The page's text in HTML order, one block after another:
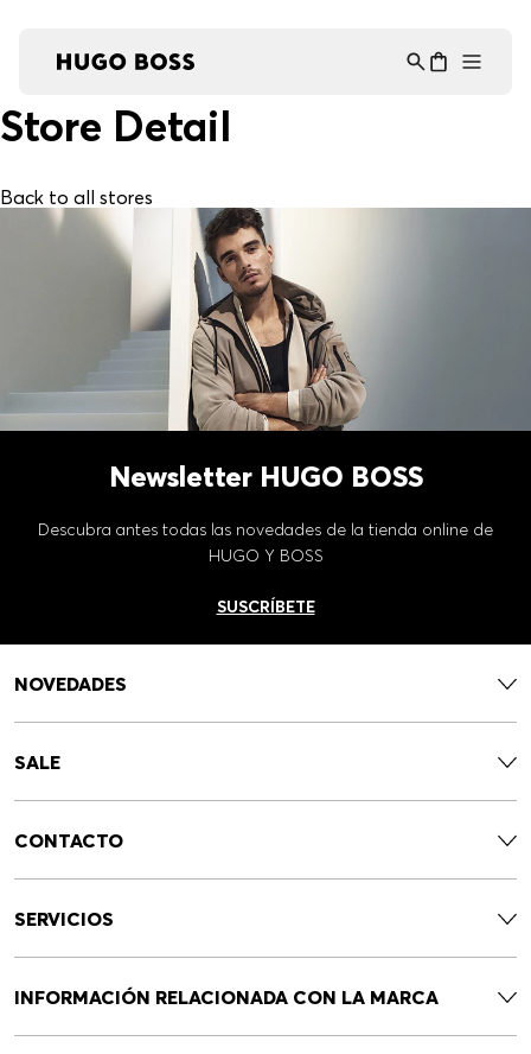
Store Detail
Back to all stores
Newsletter HUGO BOSS
Descubra antes todas las novedades de la tienda online de
HUGO Y BOSS
SUSCRÍBETE
NOVEDADES
SALE
CONTACTO
SERVICIOS
INFORMACIÓN RELACIONADA CON LA MARCA
Asistente Virtual
en línea ⋮